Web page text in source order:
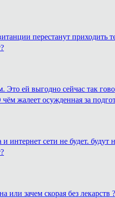
перестанут приходить
Это ей выгодно сейчас так
жалеет осужденная за
и интернет сети не будет. будут
или зачем скорая без